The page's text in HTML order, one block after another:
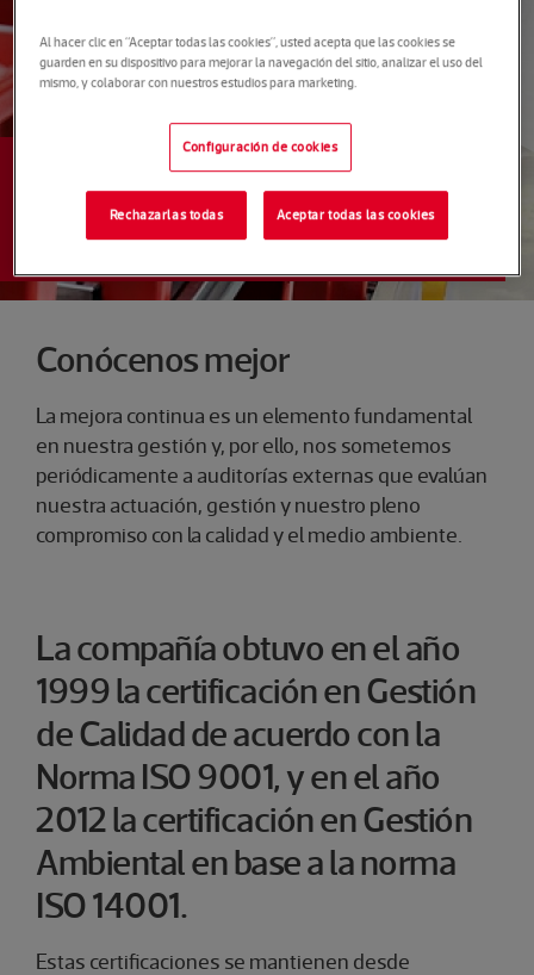
NOSOTROS
Certificados
Conócenos mejor
La mejora continua es un elemento fundamental
en nuestra gestión y, por ello, nos sometemos
periódicamente a auditorías externas que evalúan
nuestra actuación, gestión y nuestro pleno
compromiso con la calidad y el medio ambiente.
La compañía obtuvo en el año
1999 la certificación en Gestión
de Calidad de acuerdo con la
Norma ISO 9001, y en el año
2012 la certificación en Gestión
Ambiental en base a la norma
ISO 14001.
Estas certificaciones se mantienen desde
Al hacer clic en “Aceptar todas las cookies”, usted acepta que las cookies se
guarden en su dispositivo para mejorar la navegación del sitio, analizar el uso del
mismo, y colaborar con nuestros estudios para marketing.
Configuración de cookies
Rechazarlas todas Aceptar todas las cookies